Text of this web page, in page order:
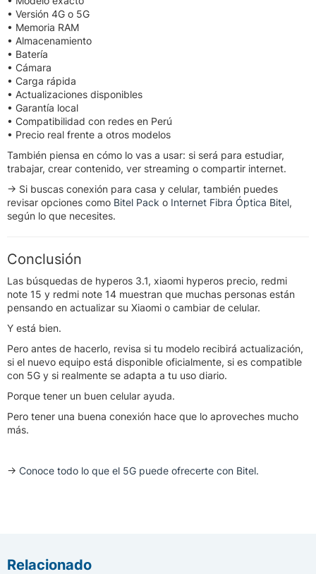
• Versión 4G o 5G
• Memoria RAM
• Almacenamiento
• Batería
• Cámara
• Carga rápida
• Actualizaciones disponibles
• Garantía local
• Compatibilidad con redes en Perú
• Precio real frente a otros modelos
También piensa en cómo lo vas a usar: si será para estudiar,
trabajar, crear contenido, ver streaming o compartir internet.
→ Si buscas conexión para casa y celular, también puedes
revisar opciones como Bitel Pack o Internet Fibra Óptica Bitel,
según lo que necesites.
Conclusión
Las búsquedas de hyperos 3.1, xiaomi hyperos precio, redmi
note 15 y redmi note 14 muestran que muchas personas están
pensando en actualizar su Xiaomi o cambiar de celular.
Y está bien.
Pero antes de hacerlo, revisa si tu modelo recibirá actualización,
si el nuevo equipo está disponible oficialmente, si es compatible
con 5G y si realmente se adapta a tu uso diario.
Porque tener un buen celular ayuda.
Pero tener una buena conexión hace que lo aproveches mucho
más.
→ Conoce todo lo que el 5G puede ofrecerte con Bitel.
Relacionado